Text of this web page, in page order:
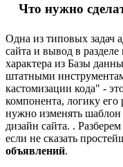
Что нужно
Одна из типовых задач
сайта и вывод в
характера из Базы
штатными
кастомизации кода" -
компонента, логику его
нужно изменять
дизайн сайта. .
если не сказать
объявлений.